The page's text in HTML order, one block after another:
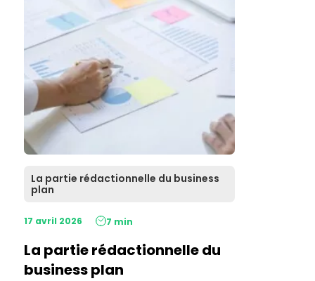
La partie rédactionnelle du business
plan
17 avril 2026 7 min
La partie rédactionnelle du
business plan